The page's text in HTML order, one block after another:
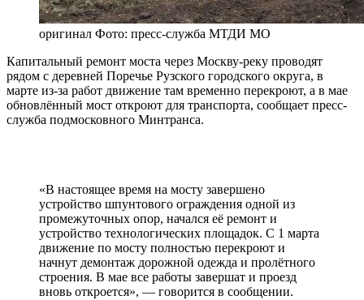
оригинал Фото: пресс-служба МТДИ МО
Капитальный ремонт моста через Москву-реку проводят
рядом с деревней Поречье Рузского городского округа, в
марте из-за работ движение там временно перекроют, а в мае
обновлённый мост откроют для транспорта, сообщает пресс-
служба подмосковного Минтранса.
«В настоящее время на мосту завершено
устройство шпунтового ограждения одной из
промежуточных опор, начался её ремонт и
устройство технологических площадок. С 1 марта
движение по мосту полностью перекроют и
начнут демонтаж дорожной одежда и пролётного
строения. В мае все работы завершат и проезд
вновь откроется», — говорится в сообщении.